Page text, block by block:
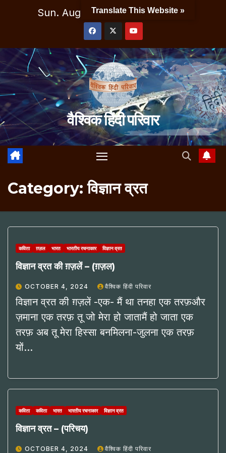
Sun. Aug 9th, 2026 12:36:15 PM
वैश्विक हिंदी परिवार
Category:विज्ञान व्रत
कविता ग़ज़ल भारत भारतीय रचनाकार विज्ञान व्रत
विज्ञान व्रत की ग़ज़लें – (ग़ज़ल)
OCTOBER 4, 2024 वैश्विक हिंदी परिवार
विज्ञान व्रत की ग़ज़लें -एक- मैं था तनहा एक तरफ़और
ज़माना एक तरफ़ तू जो मेरा हो जातामैं हो जाता एक
तरफ़ अब तू मेरा हिस्सा बनमिलना-जुलना एक तरफ़
यों…
कविता कविता भारत भारतीय रचनाकार विज्ञान व्रत
विज्ञान व्रत – (परिचय)
OCTOBER 4, 2024 वैश्विक हिंदी परिवार
Translate This Website »